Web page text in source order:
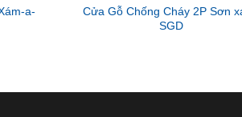
a-
Cửa Gỗ Chống Cháy 2P Sơn
SGD